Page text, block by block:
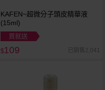
KAFEN~超微分子頭皮精華液
(15ml)
買就送
$109 已銷售2,041